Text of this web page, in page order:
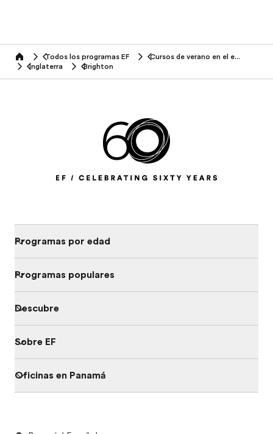
home Todos los programas EF
Cursos de verano en el extranjero
Inglaterra
Brighton
Programas por edad
Programas populares
Descubre
Sobre EF
Oficinas en Panamá